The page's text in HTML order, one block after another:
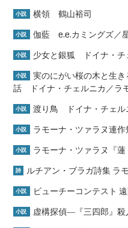
小説 横領 鶴山裕司
小説 伽藍 e.e.カミングズ／
小説 少女と銀狐 ドイナ・チ
小説
実のにがい桜の木と生
話 ドイナ・チェルニカ／ラ
小説 渡り鳥 ドイナ・チェル
小説 ラモーナ・ツァラヌ連
小説 ラモーナ・ツァラヌ『蓮
詩 ルチアン・ブラガ詩集 ラ
小説 ビューチーコンテスト
小説 虚構探偵―『三四郎』